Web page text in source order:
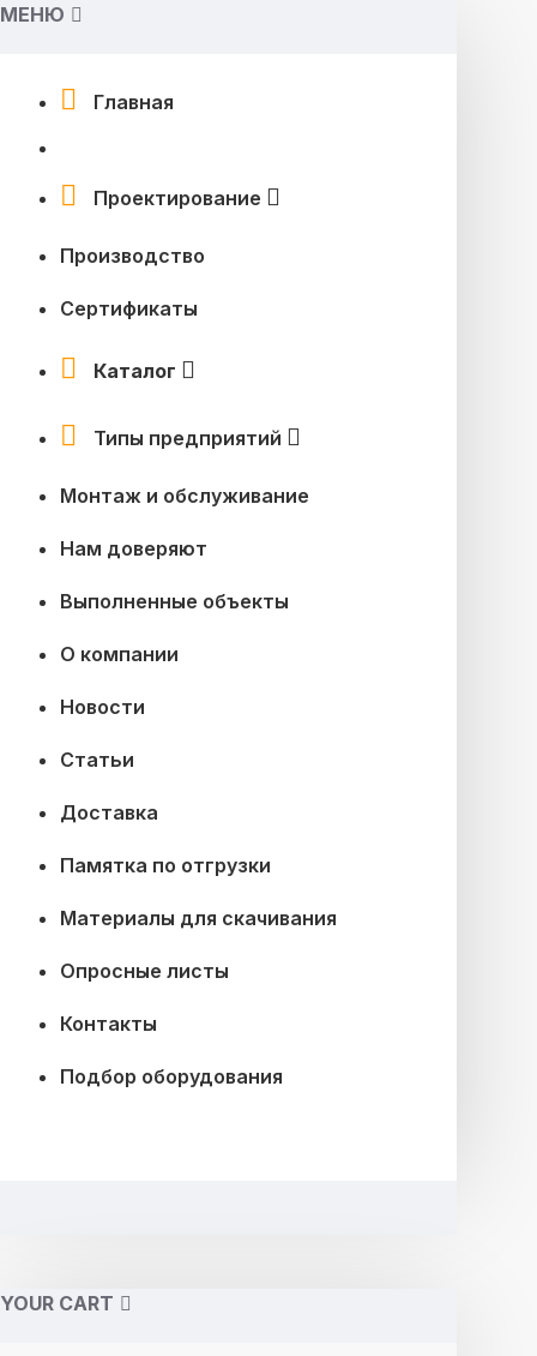
МЕНЮ
Главная
Проектирование
Производство
Сертификаты
Каталог
Типы предприятий
Монтаж и обслуживание
Нам доверяют
Выполненные объекты
О компании
Новости
Статьи
Доставка
Памятка по отгрузки
Материалы для скачивания
Опросные листы
Контакты
Подбор оборудования
YOUR CART